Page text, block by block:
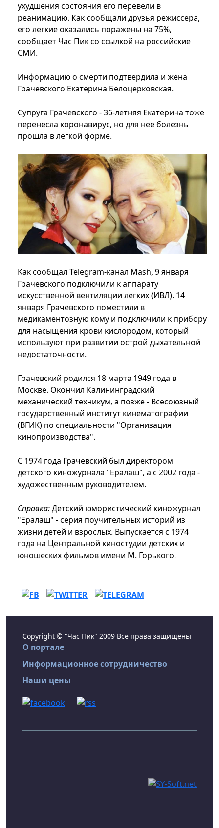
ухудшения состояния его перевели в
реанимацию. Как сообщали друзья режиссера,
его легкие оказались поражены на 75%,
сообщает Час Пик со ссылкой на российские
СМИ.
Информацию о смерти подтвердила и жена
Грачевского Екатерина Белоцерковская.
Супруга Грачевского - 36-летняя Екатерина тоже
перенесла коронавирус, но для нее болезнь
прошла в легкой форме.
Как сообщал Telegram-канал Mash, 9 января
Грачевского подключили к аппарату
искусственной вентиляции легких (ИВЛ). 14
января Грачевского поместили в
медикаментозную кому и подключили к прибору
для насыщения крови кислородом, который
используют при развитии острой дыхательной
недостаточности.
Грачевский родился 18 марта 1949 года в
Москве. Окончил Калининградский
механический техникум, а позже - Всесоюзный
государственный институт кинематографии
(ВГИК) по специальности "Организация
кинопроизводства".
С 1974 года Грачевский был директором
детского киножурнала "Ералаш", а с 2002 года -
художественным руководителем.
Справка:Детский юмористический киножурнал
"Ералаш" - серия поучительных историй из
жизни детей и взрослых. Выпускается с 1974
года на Центральной киностудии детских и
юношеских фильмов имени М. Горького.
Copyright © "Час Пик" 2009 Все права защищены
О портале
Информационное сотрудничество
Наши цены